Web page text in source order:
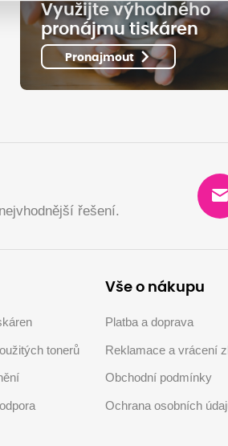
Využijte výhodného
pronájmu tiskáren
Pronajmout
řešení.
tonerů
Vše o nákupu
Platba a doprava
Reklamace a vrácení
Obchodní podmínky
Ochrana osobních